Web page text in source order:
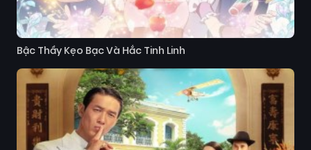
Bậc Thầy Kẹo Bạc Và Hắc Tinh Linh